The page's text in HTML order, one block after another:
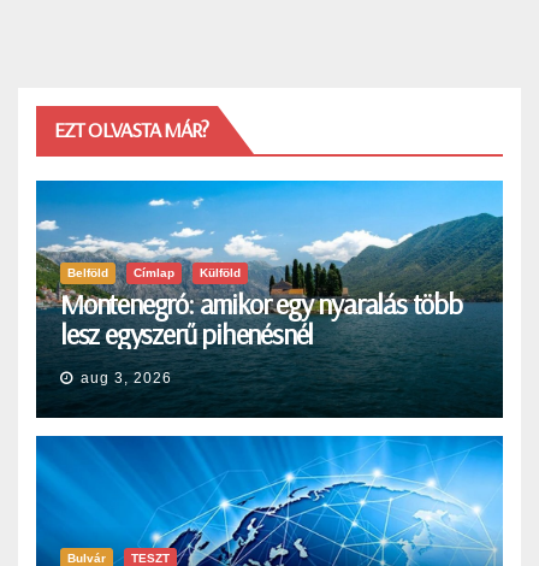
EZT OLVASTA MÁR?
Belföld Címlap Külföld
Montenegró: amikor egy nyaralás több
lesz egyszerű pihenésnél
aug 3, 2026
Bulvár TESZT